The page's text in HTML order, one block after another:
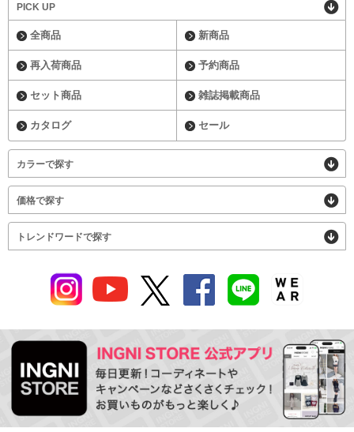
PICK UP
全商品 新商品
再入荷商品 予約商品
セット商品 雑誌掲載商品
カタログ セール
カラーで探す
価格で探す
トレンドワードで探す